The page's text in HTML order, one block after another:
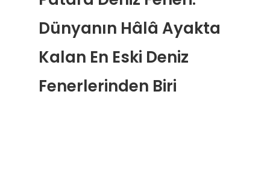
Dünyanın Hâlâ Ayakta
Kalan En Eski Deniz
Fenerlerinden Biri